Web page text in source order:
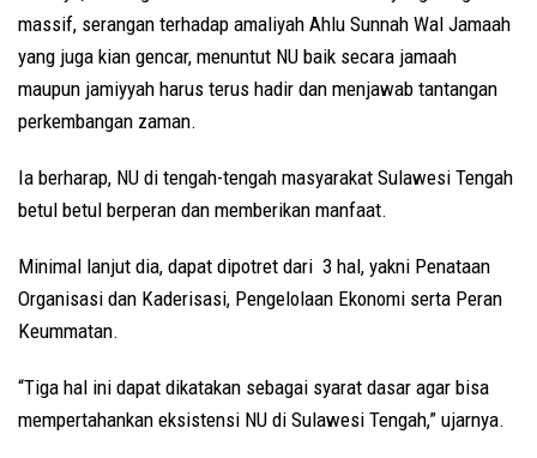
massif, serangan terhadap amaliyah Ahlu Sunnah Wal Jamaah
yang juga kian gencar, menuntut NU baik secara jamaah
maupun jamiyyah harus terus hadir dan menjawab tantangan
perkembangan zaman.
Ia berharap, NU di tengah-tengah masyarakat Sulawesi Tengah
betul betul berperan dan memberikan manfaat.
Minimal lanjut dia, dapat dipotret dari 3 hal, yakni Penataan
Organisasi dan Kaderisasi, Pengelolaan Ekonomi serta Peran
Keummatan.
“Tiga hal ini dapat dikatakan sebagai syarat dasar agar bisa
mempertahankan eksistensi NU di Sulawesi Tengah,” ujarnya.